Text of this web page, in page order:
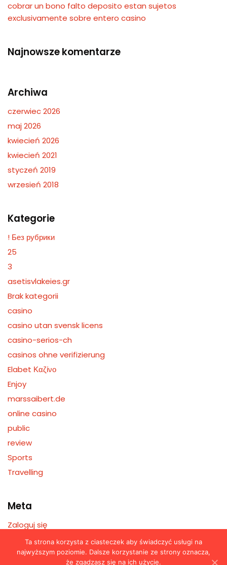
cobrar un bono falto deposito estan sujetos
exclusivamente sobre entero casino
Najnowsze komentarze
Archiwa
czerwiec 2026
maj 2026
kwiecień 2026
kwiecień 2021
styczeń 2019
wrzesień 2018
Kategorie
! Без рубрики
25
3
asetisvlakeies.gr
Brak kategorii
casino
casino utan svensk licens
casino-serios-ch
casinos ohne verifizierung
Elabet Καζίνο
Enjoy
marssaibert.de
online casino
public
review
Sports
Travelling
Meta
Zaloguj się
Kanał wpisów
Kanał komentarzy
Ta strona korzysta z ciasteczek aby świadczyć usługi na
najwyższym poziomie. Dalsze korzystanie ze strony oznacza,
że zgadzasz się na ich użycie.